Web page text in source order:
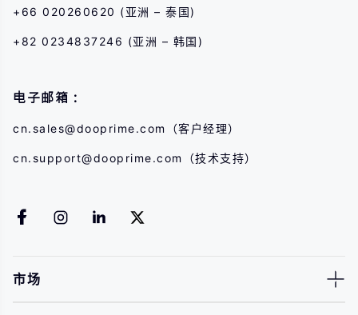
+66 020260620 (亚洲 – 泰国)
+82 0234837246 (亚洲 – 韩国)
电子邮箱：
cn.sales@dooprime.com （客户经理）
cn.support@dooprime.com （技术支持）
市场